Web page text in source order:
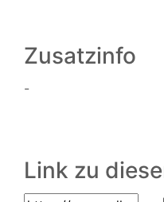
Zusatzinfo
-
Link zu